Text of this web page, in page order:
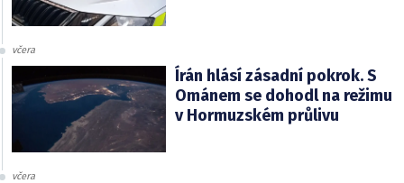
včera
Írán hlásí zásadní pokrok. S
Ománem se dohodl na režimu
v Hormuzském průlivu
včera